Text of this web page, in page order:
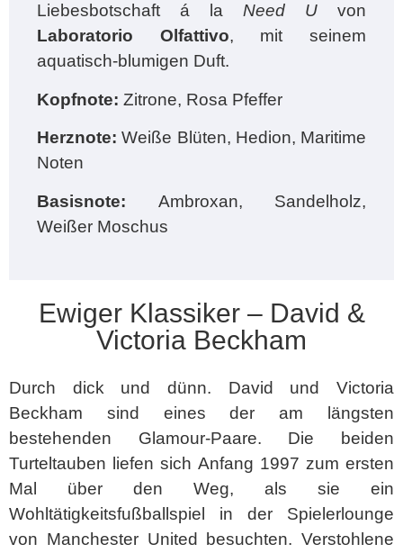
Liebesbotschaft á la Need Uvon
Laboratorio Olfattivo, mit seinem
aquatisch-blumigen Duft.
Kopfnote:Zitrone, Rosa Pfeffer
Herznote: Weiße Blüten, Hedion, Maritime
Noten
Basisnote: Ambroxan, Sandelholz,
Weißer Moschus
Ewiger Klassiker – David &
Victoria Beckham
Durch dick und dünn. David und Victoria
Beckham sind eines der am längsten
bestehenden Glamour-Paare. Die beiden
Turteltauben liefen sich Anfang 1997 zum ersten
Mal über den Weg, als sie ein
Wohltätigkeitsfußballspiel in der Spielerlounge
von Manchester United besuchten. Verstohlene